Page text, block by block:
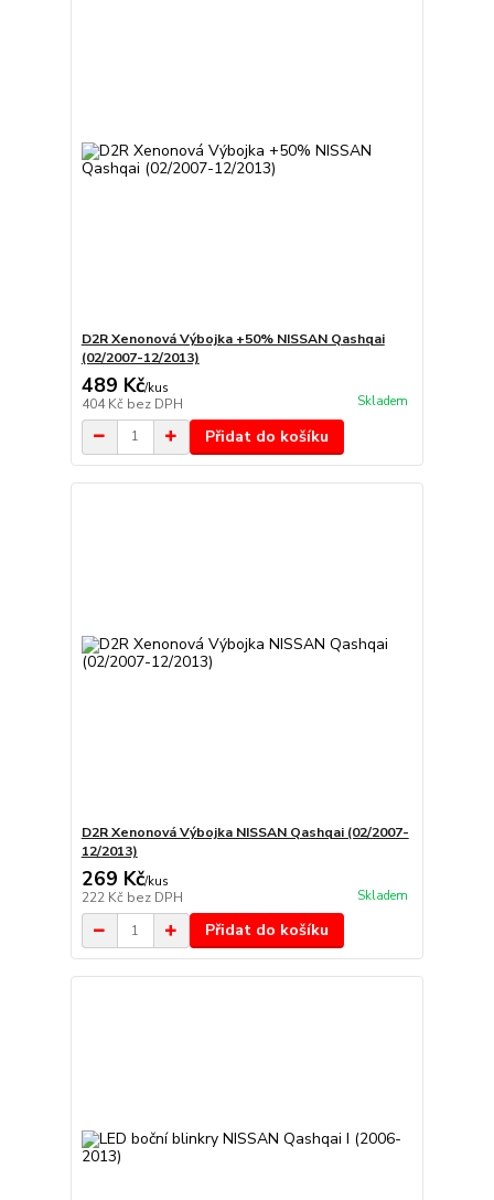
D2R Xenonová Výbojka +50% NISSAN Qashqai
(02/2007-12/2013)
489 Kč/kus
404 Kč bez DPH Skladem
Přidat do košíku
D2R Xenonová Výbojka NISSAN Qashqai (02/2007-
12/2013)
269 Kč/kus
222 Kč bez DPH Skladem
Přidat do košíku